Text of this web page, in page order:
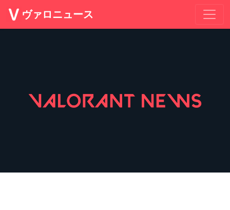
ヴァロニュース